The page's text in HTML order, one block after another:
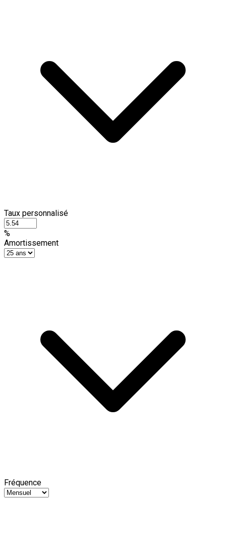
Taux personnalisé
%
Amortissement
Fréquence